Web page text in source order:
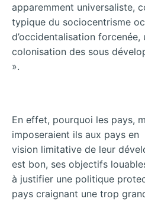
apparemment universaliste,
typique du sociocentrisme
d’occidentalisation forcenée,
colonisation des sous
».
En effet, pourquoi les pays,
imposeraient ils aux pays
vision limitative de leur
est bon, ses objectifs
à justifier une politique
pays craignant une trop